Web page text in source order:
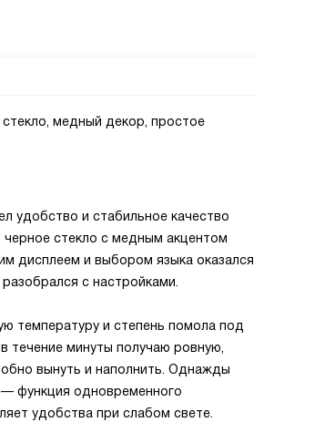
медный декор, простое
удобство и стабильное качество
стекло с медным акцентом
дисплеем и выбором языка оказался
с настройками.
температуру и степень помола под
течение минуты получаю ровную,
вынуть и наполнить. Однажды
функция одновременного
удобства при слабом свете.